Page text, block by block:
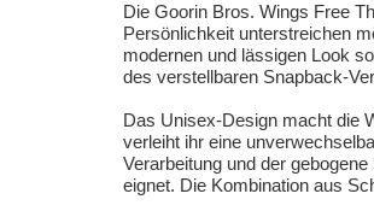
Die Goorin Bros. Wings Free
Persönlichkeit unterstreichen
modernen und lässigen Look
des verstellbaren Snapback-
Das Unisex-Design macht die
verleiht ihr eine
Verarbeitung und der
eignet. Die Kombination aus